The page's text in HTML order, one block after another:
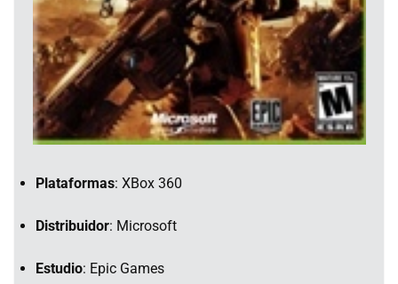
Plataformas: XBox 360
Distribuidor: Microsoft
Estudio: Epic Games